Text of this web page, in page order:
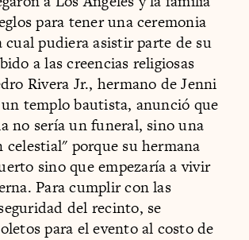
para tener una ceremonia
cual pudiera asistir parte de su
a las creencias religiosas
Rivera Jr., hermano de Jenni
templo bautista, anunció que
no sería un funeral, sino una
celestial" porque su hermana
sino que empezaría a vivir
Para cumplir con las
del recinto, se
para el evento al costo de